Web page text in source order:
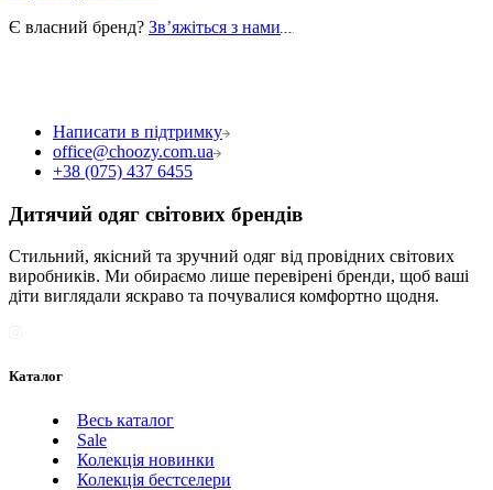
Є власний бренд? Звʼяжіться з нами
Написати в підтримку
office@choozy.com.ua
+38 (075) 437 6455
Дитячий одяг світових брендів
Стильний, якісний та зручний одяг від провідних світових
виробників. Ми обираємо лише перевірені бренди, щоб ваші
діти виглядали яскраво та почувалися комфортно щодня.
Каталог
Весь каталог
Sale
Колекція новинки
Колекція бестселери